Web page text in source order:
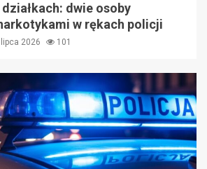
dwie osoby
w rękach policji
2026 101